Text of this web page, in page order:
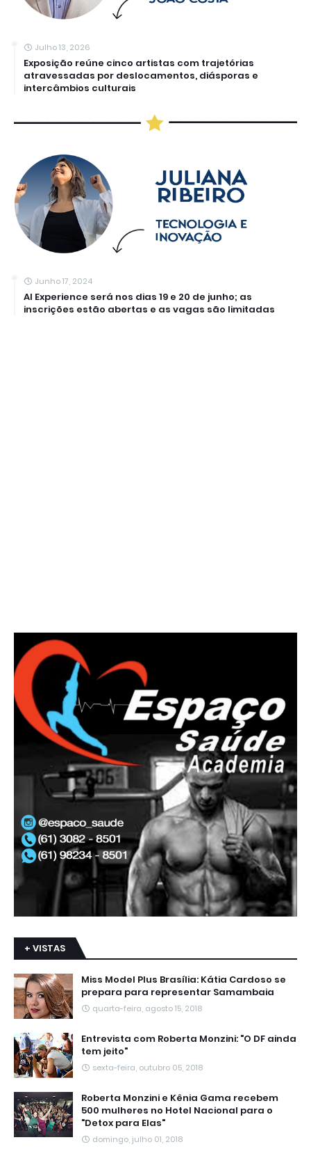
Julho 13, 2026
Exposição reúne cinco artistas com trajetórias
atravessadas por deslocamentos, diásporas e
intercâmbios culturais
Junho 17, 2024
AI Experience será nos dias 19 e 20 de junho; as
inscrições estão abertas e as vagas são limitadas
+ VISTAS
Miss Model Plus Brasília: Kátia Cardoso se
prepara para representar Samambaia
quarta-feira, agosto 15, 2018
Entrevista com Roberta Monzini: "O DF ainda
tem jeito"
sexta-feira, outubro 05, 2018
Roberta Monzini e Kênia Gama recebem
500 mulheres no Hotel Nacional para o
"Detox para Elas"
domingo, julho 01, 2018